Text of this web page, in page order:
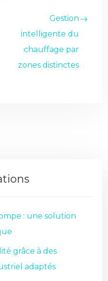
Gestion
intelligente du
chauffage par
zones distinctes
: une solution
grâce à des
adaptés